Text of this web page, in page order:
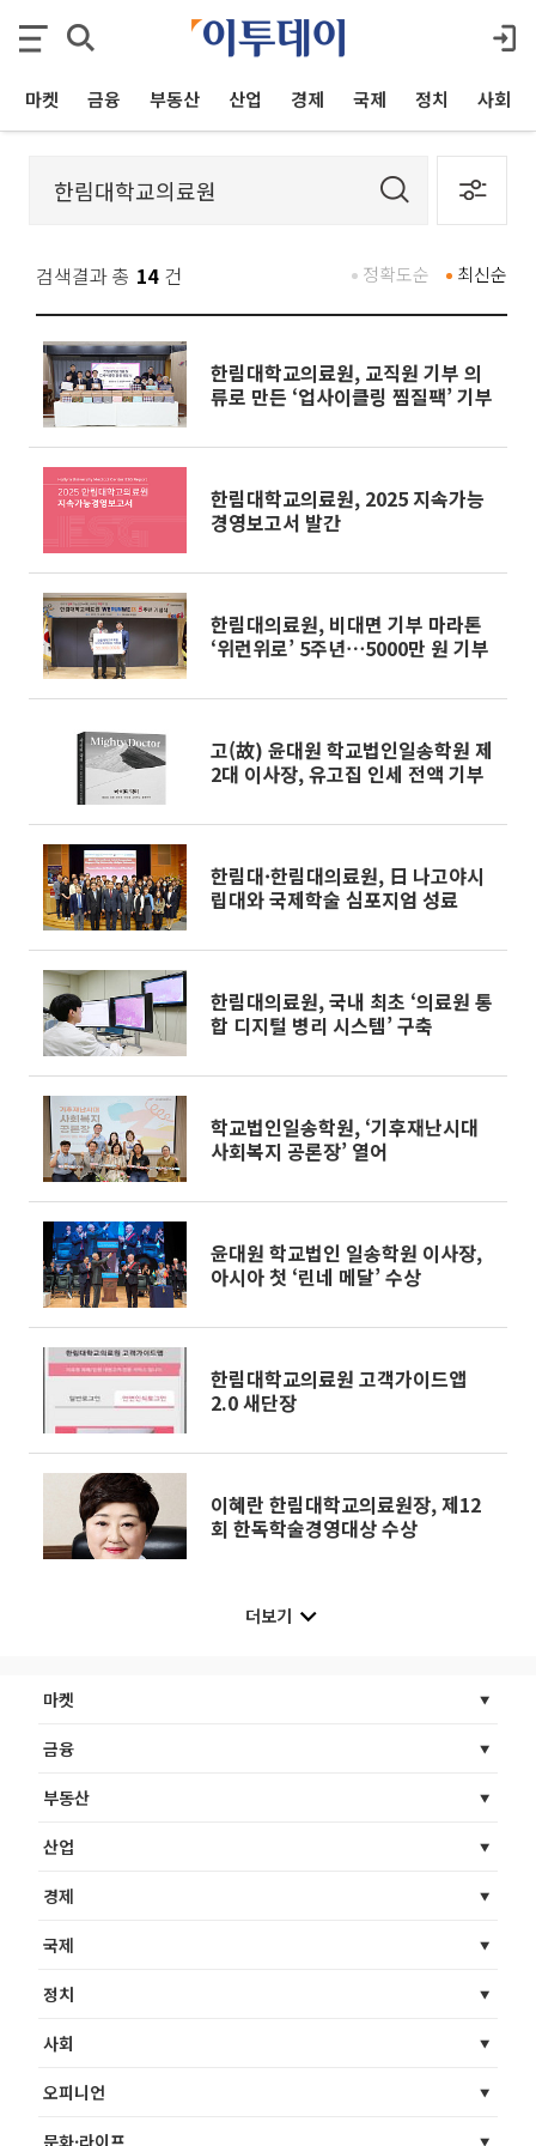
마켓 금융 부동산 산업 경제 국제 정치 사회
검색결과 총 14 건 최신순
정확도순
한림대학교의료원, 교직원 기부 의
류로 만든 ‘업사이클링 찜질팩’ 기부
한림대학교의료원, 2025 지속가능
경영보고서 발간
한림대의료원, 비대면 기부 마라톤
‘위런위로’ 5주년⋯5000만 원 기부
고(故) 윤대원 학교법인일송학원 제
2대 이사장, 유고집 인세 전액 기부
한림대·한림대의료원, 日 나고야시
립대와 국제학술 심포지엄 성료
한림대의료원, 국내 최초 ‘의료원 통
합 디지털 병리 시스템’ 구축
학교법인일송학원, ‘기후재난시대
사회복지 공론장’ 열어
윤대원 학교법인 일송학원 이사장,
아시아 첫 ‘린네 메달’ 수상
한림대학교의료원 고객가이드앱
2.0 새단장
이혜란 한림대학교의료원장, 제12
회 한독학술경영대상 수상
더보기
마켓
금융
부동산
산업
경제
국제
정치
사회
오피니언
문화·라이프